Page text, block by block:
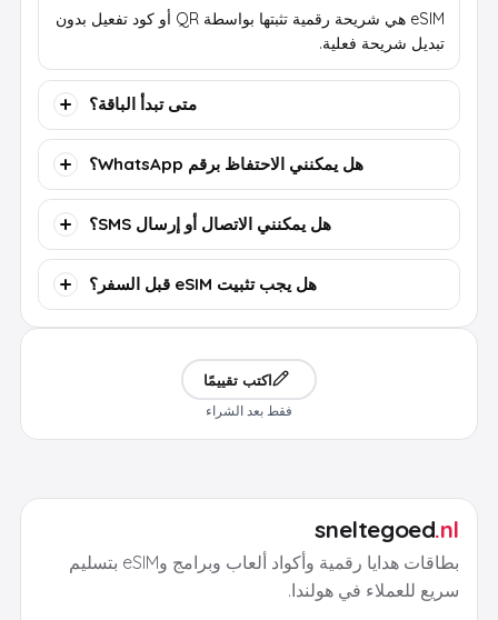
eSIM هي شريحة رقمية تثبتها بواسطة QR أو كود تفعيل بدون
تبديل شريحة فعلية.
متى تبدأ الباقة؟
هل يمكنني الاحتفاظ برقم WhatsApp؟
هل يمكنني الاتصال أو إرسال SMS؟
هل يجب تثبيت eSIM قبل السفر؟
اكتب تقييمًا
فقط بعد الشراء
sneltegoed.nl
بطاقات هدايا رقمية وأكواد ألعاب وبرامج وeSIM بتسليم
سريع للعملاء في هولندا.